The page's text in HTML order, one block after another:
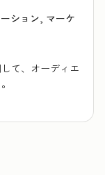
ション, マーケ
て、オーディエ